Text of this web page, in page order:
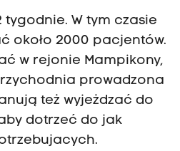
tygodnie. W tym czasie
około 2000 pacjentów.
w rejonie Mampikony,
prowadzona
też wyjeżdzać do
dotrzeć do jak